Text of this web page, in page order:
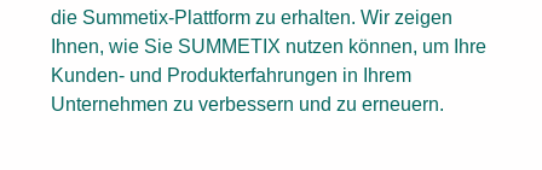
die Summetix-Plattform zu erhalten. Wir zeigen
Ihnen, wie Sie SUMMETIX nutzen können, um Ihre
Kunden- und Produkterfahrungen in Ihrem
Unternehmen zu verbessern und zu erneuern.